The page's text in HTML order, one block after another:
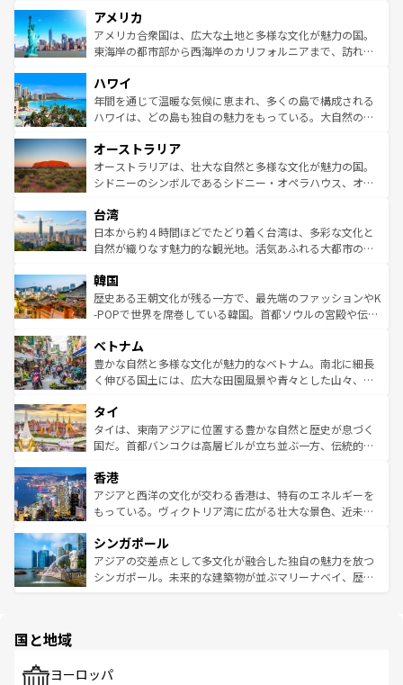
ンツ一覧を参照してほしい。
の建物がそのまま残る町や、スイスならではのユニークな
博物館もあり、アルプス観光だけでなく町歩きも満喫する
ことができる。国民の所得が高いため物価も高いが、旅行
ば市内交通費無料で観光を楽しむこともできる。 なお、新
着のスイス情報はコンテンツ一覧 を参照してほしい。
アメリカ
アメリカ合衆国は、広大な土地と多様な文化が魅力の国。
東海岸の都市部から西海岸のカリフォルニアまで、訪れる
のような巨大都市は、観光、ショッピング、エンターテイ
ンメントが詰まった刺激的なスポットだ。一方、アメリカ
西部には大自然が広がり、グランドキャニオンやイエロー
部のニューオーリンズでは、音楽と美食が融合した独特の
文化が魅力。旅行者はアメリカの各地域で異なる魅力を楽
しみながら、その多様性と豊かな歴史を感じることができ
ならではの贅沢な旅のスタイルだ。 なお、新着のアメリカ
情報はコンテンツ一覧を参照してほしい。
ハワイ
年間を通じて温暖な気候に恵まれ、多くの島で構成される
ハワイは、どの島も独自の魅力をもっている。大自然の神
ワイ島は見逃せない。また、定番の観光地といえばオアフ
島だが、静かな自然を求めるならマウイ島やカウアイ島が
おすすめ。エメラルドグリーンに輝く海をはじめ、豊かな
れるおもてなしの心で訪れる人々を迎えてくれるハワイの
人々、おいしいローカルフードやハワイアンミュージッ
ク、伝統的なフラダンスなど、すべてがハワイの魅力を彩
ワイを、存分に味わってほしい。 なお、新着のハワイ情報
はコンテンツ一覧を参照してほしい。
オーストラリア
オーストラリアは、壮大な自然と多様な文化が魅力の国。
シドニーのシンボルであるシドニー・オペラハウス、オー
リアリーフや大陸中央部にそびえるウルル（エアーズロッ
ク）、タスマニアの美しい原生林やケアンズの熱帯雨林な
ど、見どころがたくさん。また、カフェやワイン、オージ
いる。アクティビティも充実しており、サーフィンやダイ
ビング、ハイキングなど、アウトドア好きにはたまらな
い。オーストラリアの多彩な魅力を存分に味わいつくそ
参照してほしい。
台湾
日本から約４時間ほどでたどり着く台湾は、多彩な文化と
自然が織りなす魅力的な観光地。活気あふれる大都市の台
ン）、静ひつな山岳地帯である台湾東部など、都市の喧騒
と山間の静けさが共存しており、訪れる人に新しい発見と
驚きをもたらしてくれる。また、奥深い台湾の食文化も魅
容にもいいと評判のスイーツなど、バラエティ豊かな料理
が味わえる。 なお、新着の台湾情報は コンテンツ一覧を参
照してほしい。
韓国
歴史ある王朝文化が残る一方で、最先端のファッションやK
-POPで世界を席巻している韓国。首都ソウルの宮殿や伝統
き、地方に足を延ばせば四季折々の自然美を楽しむことが
できる。そして、キムチや焼肉、絶品のストリートフード
まで、さまざまな韓国料理が待っている。夜には、韓国な
リティに包まれながら、韓国の多彩な魅力を心ゆくまで味
わってみてほしい。 なお、新着の韓国情報はコンテンツ一
覧を参照してほしい。
ベトナム
豊かな自然と多様な文化が魅力的なベトナム。南北に細長
く伸びる国土には、広大な田園風景や青々とした山々、世
急速な発展と共に伝統が息づく。ハノイの古い町並みやホ
ーチミン市のフランス統治時代の建物も、独特の雰囲気を
醸し出している。また、バラエティの豊かさとおいしさで
とつ。フォーやバインミー、ベトナムコーヒーなどは、ぜ
ひ現地で味わいたい。どの地域を訪れてもあたたかい人々
が旅行者を迎えてくれるので、きっと忘れられない旅にな
参照してほしい。
タイ
タイは、東南アジアに位置する豊かな自然と歴史が息づく
国だ。首都バンコクは高層ビルが立ち並ぶ一方、伝統的な
の活気が交差している。北部ではチェンマイなどの山岳地
帯で自然と触れ合い、南部ではプーケットやクラビの美し
いビーチでリゾート気分を楽しむことができる。タイ料理
激する。気候は一年中温暖で、どの季節にも異なる楽しみ
が待っている。親しみやすいタイの人々、仏教を中心とし
た文化、そして多様な観光資源が、訪れる旅人を魅了し続
香港
アジアと西洋の文化が交わる香港は、特有のエネルギーを
もっている。ヴィクトリア湾に広がる壮大な景色、近未来
み、どこを訪れても感動するはず。観光スポットが密集し
ており、効率よく見どころを回れるのも魅力。息をのむよ
うな絶景から文化的な体験まで、香港を存分に楽しみ尽く
シンガポール
アジアの交差点として多文化が融合した独自の魅力を放つ
シンガポール。未来的な建築物が並ぶマリーナベイ、歴史
で、ホーカーズは地元の風情を楽しめる外せないスポット
国と地域
ヨーロッパ